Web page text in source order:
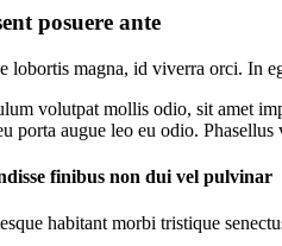
posuere ante
lobortis magna, id viverra orci. In
volutpat mollis odio, sit amet
porta augue leo eu odio.
finibus non dui vel pulvinar
habitant morbi tristique